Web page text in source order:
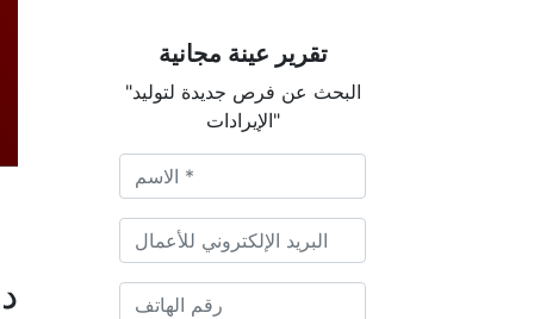
تقرير عينة مجانية
"البحث عن فرص جديدة لتوليد
الإيرادات"